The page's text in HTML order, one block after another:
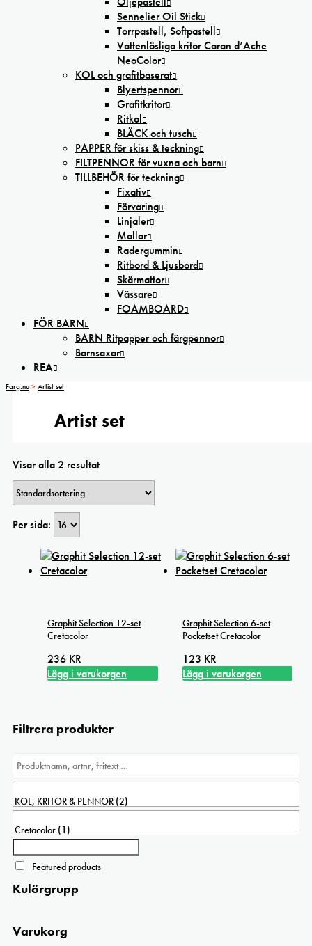
Sennelier Oil Stick
Torrpastell, Softpastell
Vattenlösliga kritor Caran d’Ache
NeoColor
KOL och grafitbaserat
Blyertspennor
Grafitkritor
Ritkol
BLÄCK och tusch
PAPPER för skiss & teckning
FILTPENNOR för vuxna och barn
TILLBEHÖR för teckning
Fixativ
Förvaring
Linjaler
Mallar
Radergummin
Ritbord & Ljusbord
Skärmattor
Vässare
FOAMBOARD
FÖR BARN
BARN Ritpapper och färgpennor
Barnsaxar
REA
Farg.nu > Artist set
Artist set
Visar alla 2 resultat
Per sida:
Graphit Selection 12-set
Cretacolor
236 KR
Lägg i varukorgen
Graphit Selection 6-set
Pocketset Cretacolor
123 KR
Lägg i varukorgen
Filtrera produkter
Featured products
Kulörgrupp
Varukorg